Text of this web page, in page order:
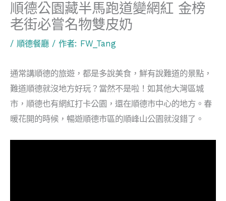
順德公園藏半馬跑道變網紅 金榜
老街必嘗名物雙皮奶
/ 順德餐廳 / 作者: FW_Tang
通常講順德的旅遊，都是多說美食，鮮有說難道的景點，
難道順德就沒地方好玩？當然不是啦！如其他大灣區城
市，順德也有網紅打卡公園，還在順德市中心的地方。春
暖花開的時候，暢遊順德市區的順峰山公園就沒錯了。